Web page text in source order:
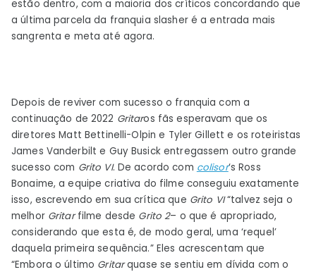
Scream
6
Adoro
estão dentro, com a maioria dos críticos concordando que
a última parcela da franquia slasher é a entrada mais
sangrenta e meta até agora.
Depois de reviver com sucesso o franquia com a
continuação de 2022 Gritaros fãs esperavam que os
diretores Matt Bettinelli-Olpin e Tyler Gillett e os roteiristas
James Vanderbilt e Guy Busick entregassem outro grande
sucesso com Grito VI. De acordo com colisor‘s Ross
Bonaime, a equipe criativa do filme conseguiu exatamente
isso, escrevendo em sua crítica que Grito VI“talvez seja o
melhor Gritarfilme desde Grito 2– o que é apropriado,
considerando que esta é, de modo geral, uma ‘requel’
daquela primeira sequência.” Eles acrescentam que
“Embora o último Gritarquase se sentiu em dívida com o